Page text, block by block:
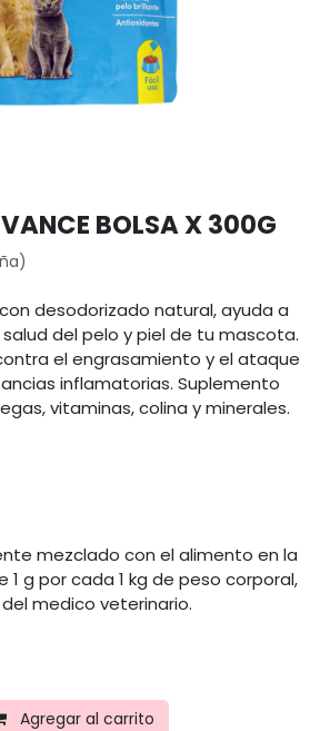
BOLSA X 300G
desodorizado natural, ayuda a
del pelo y piel de tu mascota.
el engrasamiento y el ataque
inflamatorias. Suplemento
vitaminas, colina y minerales.
mezclado con el alimento en la
g por cada 1 kg de peso corporal,
medico veterinario.
Agregar al carrito